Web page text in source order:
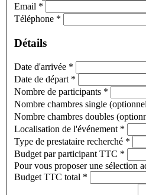
Email *
Téléphone *
Détails
Date d'arrivée *
Date de départ *
Nombre de participants *
Nombre chambres single
Nombre chambres doubles
Localisation de l'événement *
Type de prestataire recherché *
Budget par participant TTC *
Pour vous proposer une sélection
Budget TTC total *